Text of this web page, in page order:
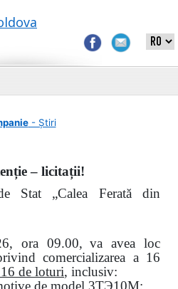
- Știri
– licitații!
Stat „Calea Ferată din
ora 09.00, va avea loc
comercializarea a 16
de loturi, inclusiv: